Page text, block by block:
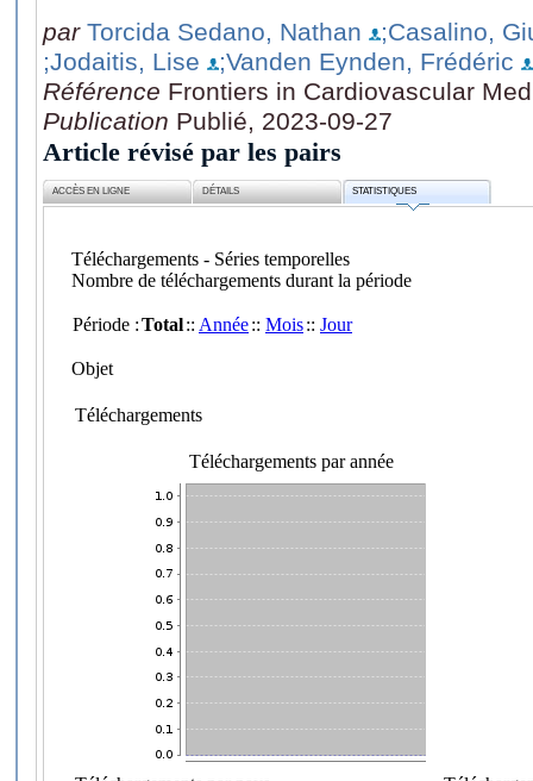
par Torcida Sedano, Nathan
;Casalino,
;Jodaitis, Lise
;Vanden Eynden, Frédéric
Référence Frontiers in Cardiovascular
Publication Publié, 2023-09-27
Article révisé par les pairs
ACCÈS EN LIGNE DÉTAILS STATISTIQUES